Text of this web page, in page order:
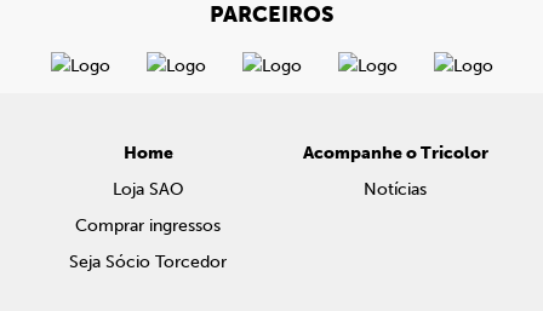
PARCEIROS
Home
Loja SAO
Comprar ingressos
Seja Sócio Torcedor
Acompanhe o Tricolor
Notícias